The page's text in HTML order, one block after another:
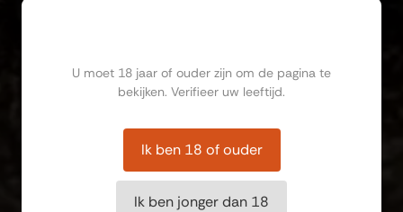
U moet 18 jaar of ouder zijn om de pagina te
bekijken. Verifieer uw leeftijd.
Ik ben 18 of ouder
Ik ben jonger dan 18